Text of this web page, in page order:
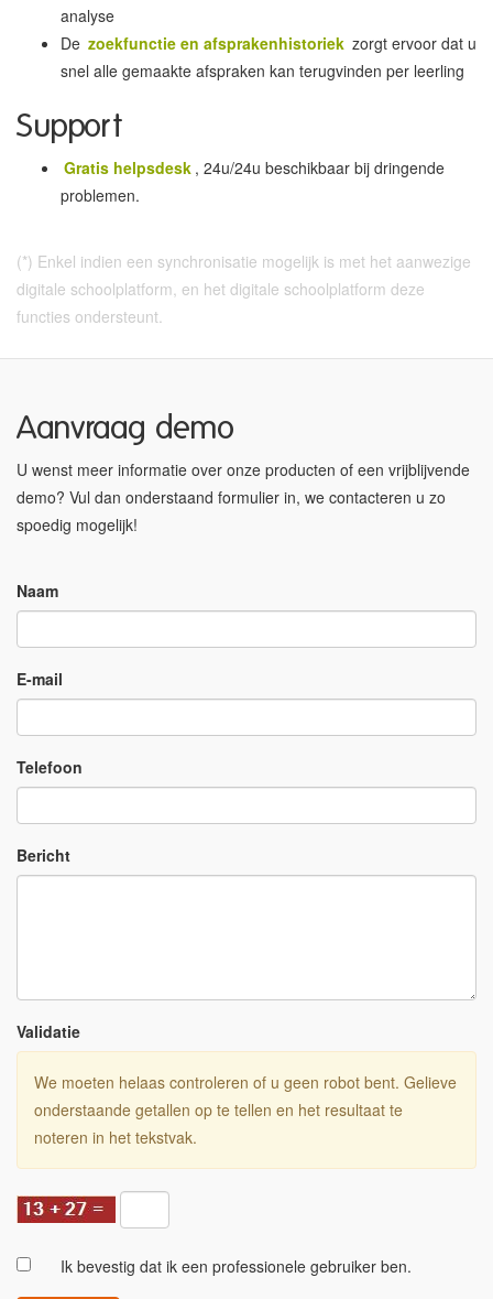
analyse
De zoekfunctie en afsprakenhistoriek zorgt ervoor dat u
snel alle gemaakte afspraken kan terugvinden per leerling
Support
Gratis helpsdesk , 24u/24u beschikbaar bij dringende
problemen.
(*) Enkel indien een synchronisatie mogelijk is met het aanwezige
digitale schoolplatform, en het digitale schoolplatform deze
functies ondersteunt.
Aanvraag demo
U wenst meer informatie over onze producten of een vrijblijvende
demo? Vul dan onderstaand formulier in, we contacteren u zo
spoedig mogelijk!
Naam
E-mail
Telefoon
Bericht
Validatie
We moeten helaas controleren of u geen robot bent. Gelieve
onderstaande getallen op te tellen en het resultaat te
noteren in het tekstvak.
Ik bevestig dat ik een professionele gebruiker ben.